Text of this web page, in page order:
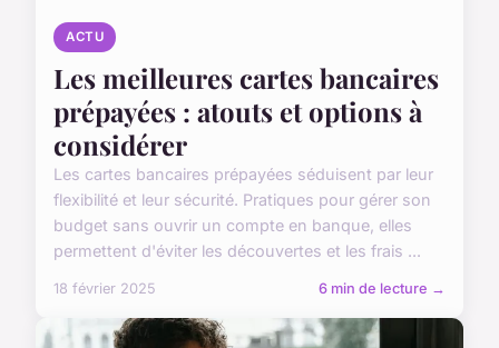
ACTU
Les meilleures cartes bancaires
prépayées : atouts et options à
considérer
Les cartes bancaires prépayées séduisent par leur
flexibilité et leur sécurité. Pratiques pour gérer son
budget sans ouvrir un compte en banque, elles
permettent d'éviter les découvertes et les frais ...
18 février 2025 6 min de lecture →